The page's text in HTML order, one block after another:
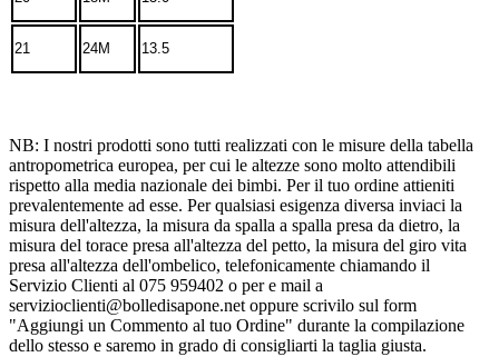
21 24M 13.5
NB: I nostri prodotti sono tutti realizzati con le misure della tabella
antropometrica europea, per cui le altezze sono molto attendibili
rispetto alla media nazionale dei bimbi. Per il tuo ordine attieniti
prevalentemente ad esse. Per qualsiasi esigenza diversa inviaci la
misura dell'altezza, la misura da spalla a spalla presa da dietro, la
misura del torace presa all'altezza del petto, la misura del giro vita
presa all'altezza dell'ombelico, telefonicamente chiamando il
Servizio Clienti al 075 959402 o per e mail a
servizioclienti@bolledisapone.net oppure scrivilo sul form
"Aggiungi un Commento al tuo Ordine" durante la compilazione
dello stesso e saremo in grado di consigliarti la taglia giusta.